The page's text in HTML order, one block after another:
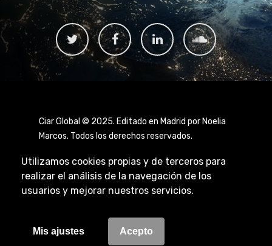
Utilizamos cookies propias y de terceros para
realizar el análisis de la navegación de los
usuarios y mejorar nuestros servicios.
Mis ajustes Acepto
Ciar Global © 2025. Editado en Madrid por Noelia
Marcos. Todos los derechos reservados.
Aviso Legal|Política de Privacidad|Política de